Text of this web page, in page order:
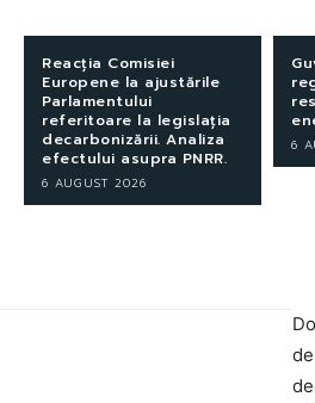
Reacția Comisiei
Europene la ajustările
Parlamentului
referitoare la legislația
decarbonizării. Analiza
efectului asupra PNRR.
6 AUGUST 2026
6